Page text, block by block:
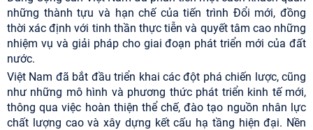
những thành tựu và hạn chế của tiến trình Đổi mới, đồng
thời xác định với tinh thần thực tiễn và quyết tâm cao những
nhiệm vụ và giải pháp cho giai đoạn phát triển mới của đất
nước.
Việt Nam đã bắt đầu triển khai các đột phá chiến lược, cũng
như những mô hình và phương thức phát triển kinh tế mới,
thông qua việc hoàn thiện thể chế, đào tạo nguồn nhân lực
chất lượng cao và xây dựng kết cấu hạ tầng hiện đại. Nền